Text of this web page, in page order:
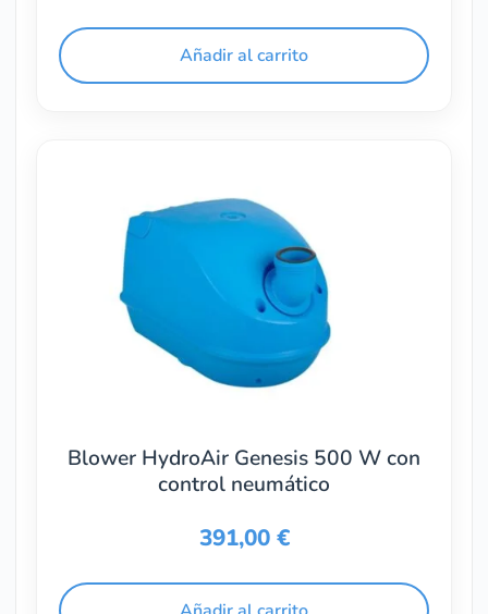
Añadir al carrito
Blower HydroAir Genesis 500 W con
control neumático
391,00 €